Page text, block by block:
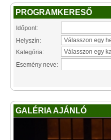
PROGRAMKERESŐ
Időpont:
Helyszín:
Kategória:
Esemény neve:
GALÉRIA AJÁNLÓ